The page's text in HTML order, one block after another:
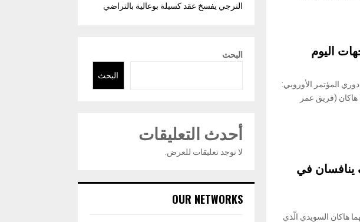
اليوم
المؤتمر الأوروبي:
هاكان (فريق عمر
ينافسان في
هاكان السويدي الّذي
الترجي يفسخ عقد كسيلة بوعالية بالتراضي
البحث
البحث
أحدث التعليقات
لا توجد تعليقات للعرض.
OUR NETWORKS